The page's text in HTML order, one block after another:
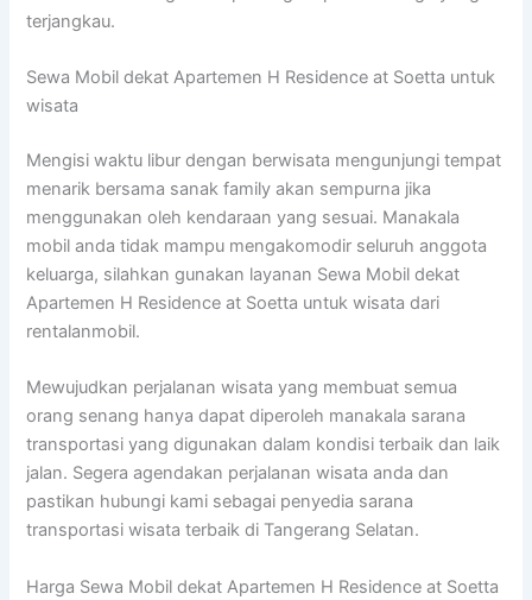
terjangkau.
Sewa Mobil dekat Apartemen H Residence at Soetta untuk
wisata
Mengisi waktu libur dengan berwisata mengunjungi tempat
menarik bersama sanak family akan sempurna jika
menggunakan oleh kendaraan yang sesuai. Manakala
mobil anda tidak mampu mengakomodir seluruh anggota
keluarga, silahkan gunakan layanan Sewa Mobil dekat
Apartemen H Residence at Soetta untuk wisata dari
rentalanmobil.
Mewujudkan perjalanan wisata yang membuat semua
orang senang hanya dapat diperoleh manakala sarana
transportasi yang digunakan dalam kondisi terbaik dan laik
jalan. Segera agendakan perjalanan wisata anda dan
pastikan hubungi kami sebagai penyedia sarana
transportasi wisata terbaik di Tangerang Selatan.
Harga Sewa Mobil dekat Apartemen H Residence at Soetta